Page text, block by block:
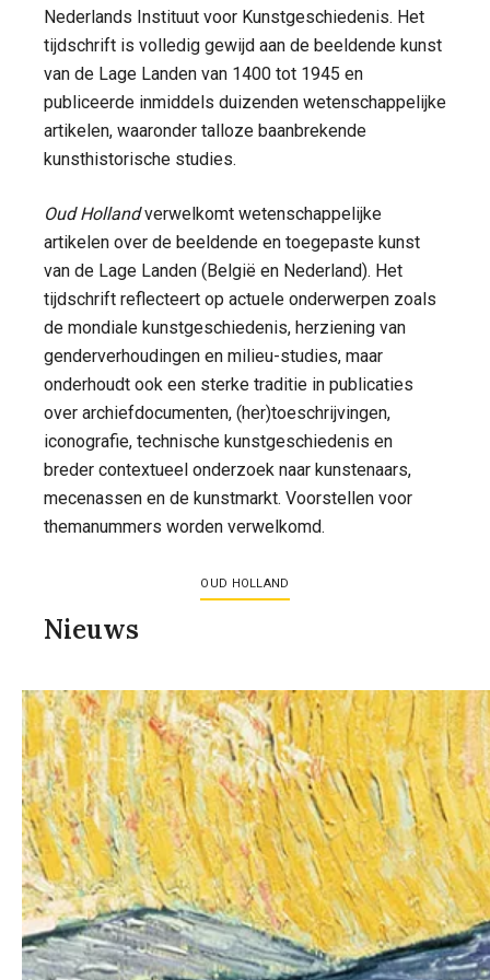
Nederlands Instituut voor Kunstgeschiedenis. Het
tijdschrift is volledig gewijd aan de beeldende kunst
van de Lage Landen van 1400 tot 1945 en
publiceerde inmiddels duizenden wetenschappelijke
artikelen, waaronder talloze baanbrekende
kunsthistorische studies.
Oud Hollandverwelkomt wetenschappelijke
artikelen over de beeldende en toegepaste kunst
van de Lage Landen (België en Nederland). Het
tijdschrift reflecteert op actuele onderwerpen zoals
de mondiale kunstgeschiedenis, herziening van
genderverhoudingen en milieu-studies, maar
onderhoudt ook een sterke traditie in publicaties
over archiefdocumenten, (her)toeschrijvingen,
iconografie, technische kunstgeschiedenis en
breder contextueel onderzoek naar kunstenaars,
mecenassen en de kunstmarkt. Voorstellen voor
themanummers worden verwelkomd.
OUD HOLLAND
Nieuws